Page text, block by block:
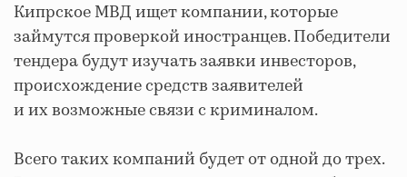
Кипрское МВД ищет компании, которые
займутся проверкой иностранцев. Победители
тендера будут изучать заявки инвесторов,
происхождение средств заявителей
и их возможные связи с криминалом.
Всего таких компаний будет от одной до трех.